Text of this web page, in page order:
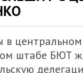
в центральном
штабе БЮТ